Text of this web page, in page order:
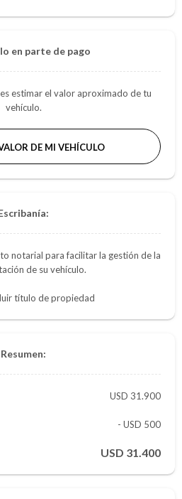
en parte de pago
estimar el valor aproximado de tu
vehículo.
DE MI VEHÍCULO
notarial para facilitar la gestión de la
de su vehículo.
título de propiedad
Resumen:
31.900
- USD 500
31.400